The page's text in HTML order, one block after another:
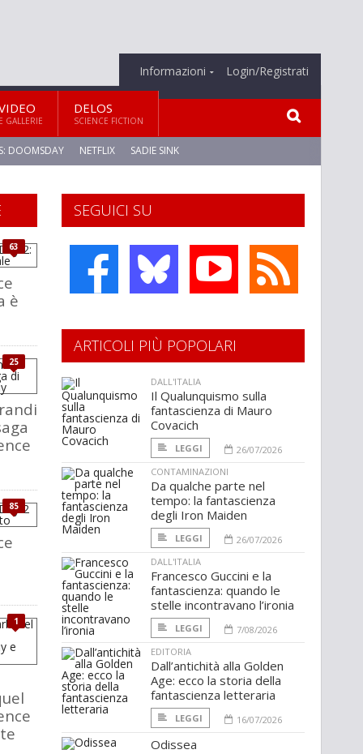
Informazioni Login/Registrati
E GALLERIE
DELOS
SCIENCE FICTION
DOOMSDAY NETFLIX SADIE SINK
SEGUICI SU
63
è
25
85
1
ARTICOLI PIÙ POPOLARI
DALL'ITALIA
Il Qualunquismo sulla
fantascienza di Mauro
Covacich
LEGGI
26/07/2026
CONTAMINAZIONI
Da qualche parte nel
tempo: la fantascienza
degli Iron Maiden
LEGGI
26/07/2026
DALL'ITALIA
Francesco Guccini e la
fantascienza: quando le
stelle incontravano l’ironia
LEGGI
7/08/2026
EDITORIA
Dall’antichità alla Golden
Age: ecco la storia della
fantascienza letteraria
LEGGI 16/07/2026
Odissea